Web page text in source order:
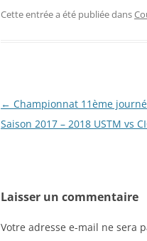
Cette entrée a été publiée dans
Navigation
des
← Championnat 11ème
Saison 2017 – 2018 USTM vs
Laisser un commentaire
Votre adresse e-mail ne sera